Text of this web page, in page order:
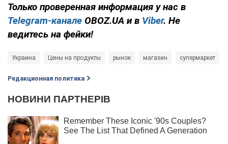
Только проверенная информация у нас в
Telegram-канале OBOZ.UA и в Viber. Не
ведитесь на фейки!
Украина Цены на продукты рынок магазин супермаркет
Редакционная политика